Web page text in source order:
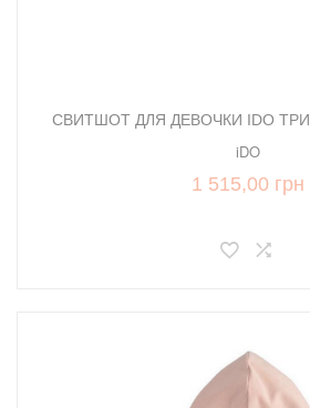
СВИТШОТ ДЛЯ ДЕВОЧКИ IDO
iDO
1 515,00 грн